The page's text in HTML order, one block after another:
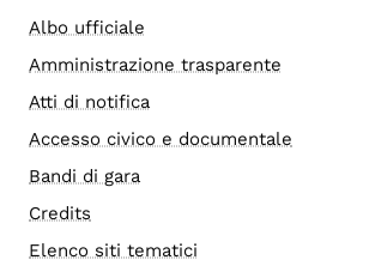
Albo ufficiale
Amministrazione trasparente
Atti di notifica
Accesso civico e documentale
Bandi di gara
Credits
Elenco siti tematici